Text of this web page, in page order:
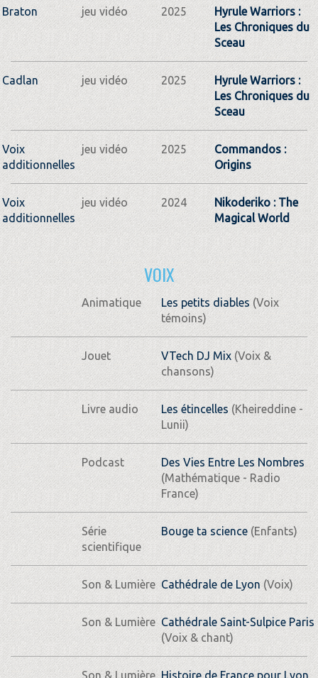
Braton jeu vidéo 2025
Hyrule Warriors :
Les Chroniques du
Sceau
Cadlan jeu vidéo 2025
Hyrule Warriors :
Les Chroniques du
Sceau
Voix
additionnelles
jeu vidéo 2025
Commandos :
Origins
Voix
additionnelles
jeu vidéo 2024
Nikoderiko : The
Magical World
VOIX
Animatique Les petits diables(Voix
témoins)
Jouet VTech DJ Mix(Voix &
chansons)
Livre audio Les étincelles (Kheireddine -
Lunii)
Podcast
Des Vies Entre Les Nombres
(Mathématique - Radio
France)
Série
scientifique
Bouge ta science(Enfants)
Son & Lumière Cathédrale de Lyon(Voix)
Son & Lumière Cathédrale Saint-Sulpice Paris
(Voix & chant)
Son & Lumière Histoire de France pour Lyon